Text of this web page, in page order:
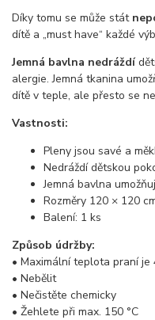
Díky tomu se může stát
dítě a „must have“ každé
Jemná bavlna nedráždí
alergie. Jemná tkanina
dítě v teple, ale přesto se
Vastnosti:
Pleny jsou savé a
Nedráždí dětskou
Jemná bavlna
Rozměry 120 × 120
Balení: 1 ks
Způsob údržby:
• Maximální teplota praní je
• Nebělit
• Nečistěte chemicky
• Žehlete při max. 150 °C